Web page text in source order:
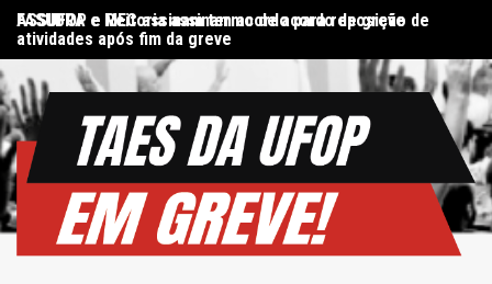
para
o
conteúdo
FASUBRA e MEC assinam termo de acordo de greve
ASSUFOP e Reitoria assinam acordo para reposição de
atividades após fim da greve